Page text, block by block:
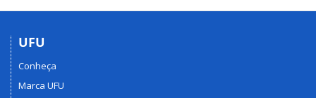
UFU
Conheça
Marca UFU